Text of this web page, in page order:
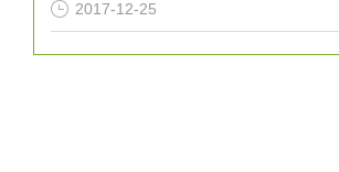
2017-12-25